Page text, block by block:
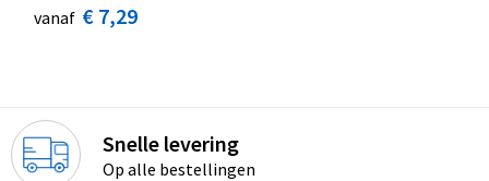
vanaf € 7,29
Snelle levering
Op alle bestellingen